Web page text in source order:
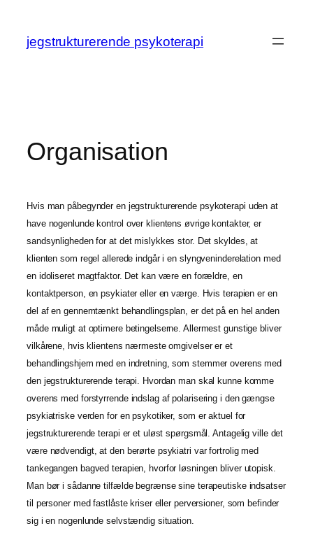
indhold
jegstrukturerende psykoterapi
Organisation
Hvis man påbegynder en jegstrukturerende psykoterapi uden at
have nogenlunde kontrol over klientens øvrige kontakter, er
sandsynligheden for at det mislykkes stor. Det skyldes, at
klienten som regel allerede indgår i en slyngveninderelation med
en idoliseret magtfaktor. Det kan være en forældre, en
kontaktperson, en psykiater eller en værge. Hvis terapien er en
del af en gennemtænkt behandlingsplan, er det på en hel anden
måde muligt at optimere betingelserne. Allermest gunstige bliver
vilkårene, hvis klientens nærmeste omgivelser er et
behandlingshjem med en indretning, som stemmer overens med
den jegstrukturerende terapi. Hvordan man skal kunne komme
overens med forstyrrende indslag af polarisering i den gængse
psykiatriske verden for en psykotiker, som er aktuel for
jegstrukturerende terapi er et uløst spørgsmål. Antagelig ville det
være nødvendigt, at den berørte psykiatri var fortrolig med
tankegangen bagved terapien, hvorfor løsningen bliver utopisk.
Man bør i sådanne tilfælde begrænse sine terapeutiske indsatser
til personer med fastlåste kriser eller perversioner, som befinder
sig i en nogenlunde selvstændig situation.